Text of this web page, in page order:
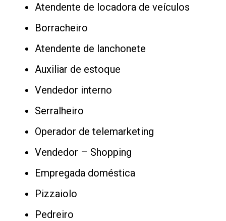
Atendente de locadora de veículos
Borracheiro
Atendente de lanchonete
Auxiliar de estoque
Vendedor interno
Serralheiro
Operador de telemarketing
Vendedor – Shopping
Empregada doméstica
Pizzaiolo
Pedreiro